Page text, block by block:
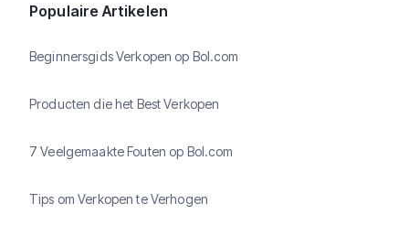
Populaire Artikelen
Beginnersgids Verkopen op Bol.com
Producten die het Best Verkopen
7 Veelgemaakte Fouten op Bol.com
Tips om Verkopen te Verhogen